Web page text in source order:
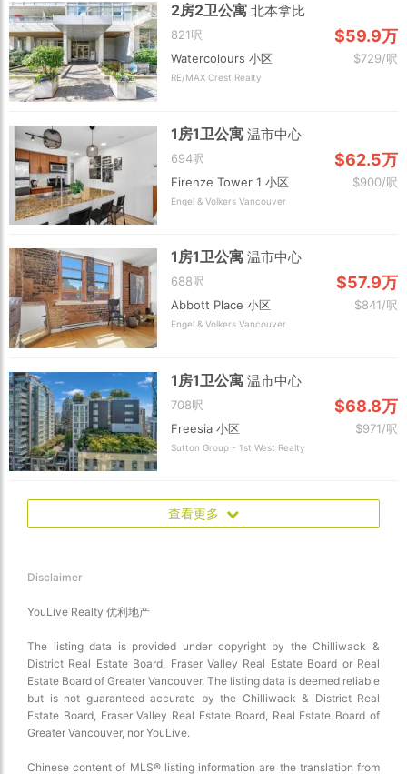
2房2卫公寓北本拿比
821呎 $59.9万
Watercolours 小区 $729/呎
RE/MAX Crest Realty
1房1卫公寓温市中心
694呎 $62.5万
Firenze Tower 1 小区 $900/呎
Engel & Volkers Vancouver
1房1卫公寓温市中心
688呎 $57.9万
Abbott Place 小区 $841/呎
Engel & Volkers Vancouver
1房1卫公寓温市中心
708呎 $68.8万
Freesia 小区 $971/呎
Sutton Group - 1st West Realty
查看更多
Disclaimer
YouLive Realty 优利地产
The listing data is provided under copyright by the Chilliwack &
District Real Estate Board, Fraser Valley Real Estate Board or Real
Estate Board of Greater Vancouver. The listing data is deemed reliable
but is not guaranteed accurate by the Chilliwack & District Real
Estate Board, Fraser Valley Real Estate Board, Real Estate Board of
Greater Vancouver, nor YouLive.
Chinese content of MLS® listing information are the translation from